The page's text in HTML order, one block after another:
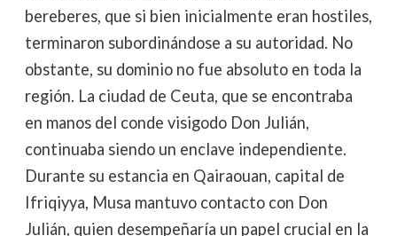
bereberes, que si bien inicialmente eran hostiles,
terminaron subordinándose a su autoridad. No
obstante, su dominio no fue absoluto en toda la
región. La ciudad de Ceuta, que se encontraba
en manos del conde visigodo Don Julián,
continuaba siendo un enclave independiente.
Durante su estancia en Qairaouan, capital de
Ifriqiyya, Musa mantuvo contacto con Don
Julián, quien desempeñaría un papel crucial en la